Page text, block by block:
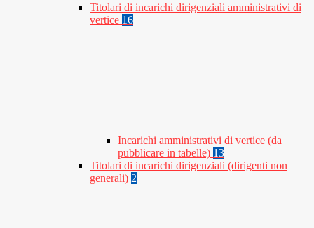
Titolari di incarichi dirigenziali amministrativi di
vertice 16
Incarichi amministrativi di vertice (da
pubblicare in tabelle) 13
Titolari di incarichi dirigenziali (dirigenti non
generali) 2